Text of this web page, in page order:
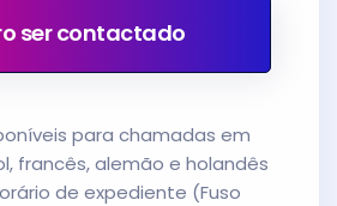
ser contactado
para chamadas em
francês, alemão e holandês
de expediente (Fuso